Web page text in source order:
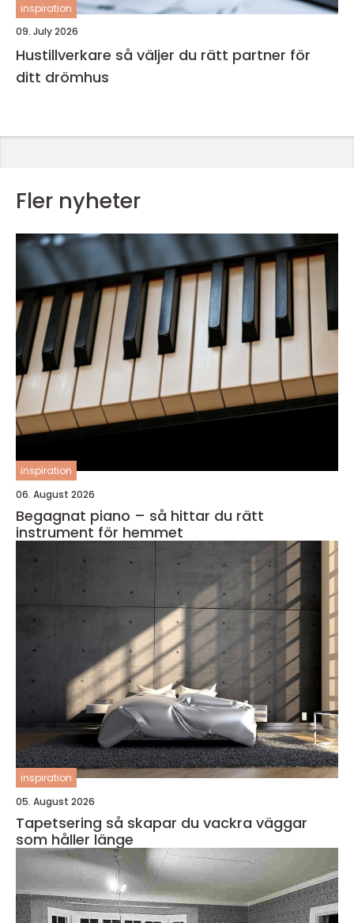
inspiration
09. July 2026
Hustillverkare så väljer du rätt partner för
ditt drömhus
Fler nyheter
inspiration
06. August 2026
Begagnat piano – så hittar du rätt
instrument för hemmet
inspiration
05. August 2026
Tapetsering så skapar du vackra väggar
som håller länge